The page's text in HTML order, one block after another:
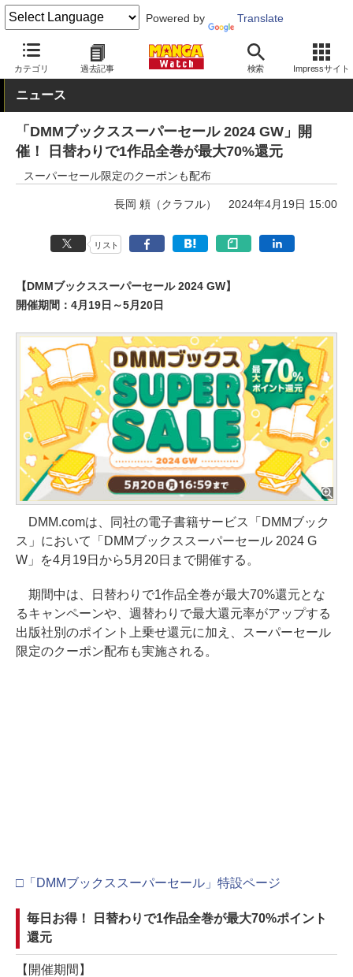
Powered by Translate
カテゴリ 過去記事 検索 Impressサイト
MANGA Watch Web/アプリ DMMブックス
ニュース
「DMMブックススーパーセール 2024 GW」開
催！ 日替わりで1作品全巻が最大70%還元
スーパーセール限定のクーポンも配布
長岡 頼（クラフル） 2024年4月19日 15:00
リスト
【DMMブックススーパーセール 2024 GW】
開催期間：4月19日～5月20日
DMM.comは、同社の電子書籍サービス「DMMブック
ス」において「DMMブックススーパーセール 2024 G
W」を4月19日から5月20日まで開催する。
期間中は、日替わりで1作品全巻が最大70%還元とな
るキャンペーンや、週替わりで最大還元率がアップする
出版社別のポイント上乗せ還元に加え、スーパーセール
限定のクーポン配布も実施される。
□「DMMブックススーパーセール」特設ページ
毎日お得！ 日替わりで1作品全巻が最大70%ポイント
還元
【開催期間】